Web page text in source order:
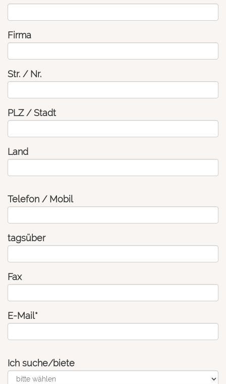
Firma
Str. / Nr.
PLZ / Stadt
Land
Telefon / Mobil
tagsüber
Fax
E-Mail*
Ich suche/biete